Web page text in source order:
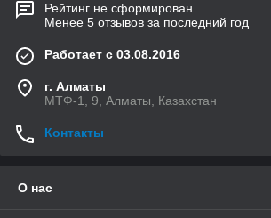
Рейтинг не сформирован
Менее 5 отзывов за последний год
Работает с 03.08.2016
г. Алматы
МТФ-1, 9, Алматы, Казахстан
Контакты
О нас